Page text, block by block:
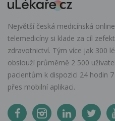
Největší česká medicínská
telemedicíny si klade za cíl
zdravotnictví. Tým více jak 300
obslouží průměrně 2 500
pacientům k dispozici 24 hodin
přes mobilní aplikaci.